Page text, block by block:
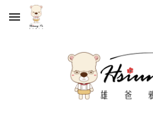
Skip to main content